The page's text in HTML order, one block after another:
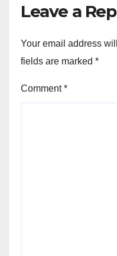
Leave a
Your email address
fields are marked *
Comment*